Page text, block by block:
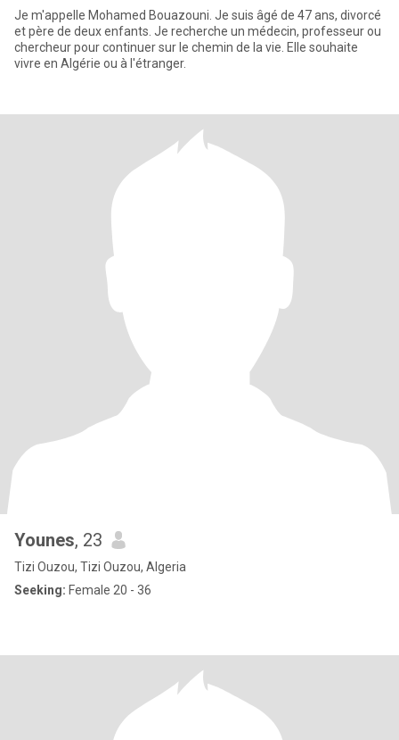
Je m'appelle Mohamed Bouazouni. Je suis âgé de 47 ans, divorcé
et père de deux enfants. Je recherche un médecin, professeur ou
chercheur pour continuer sur le chemin de la vie. Elle souhaite
vivre en Algérie ou à l'étranger.
Younes, 23
Tizi Ouzou, Tizi Ouzou, Algeria
Seeking: Female 20 - 36